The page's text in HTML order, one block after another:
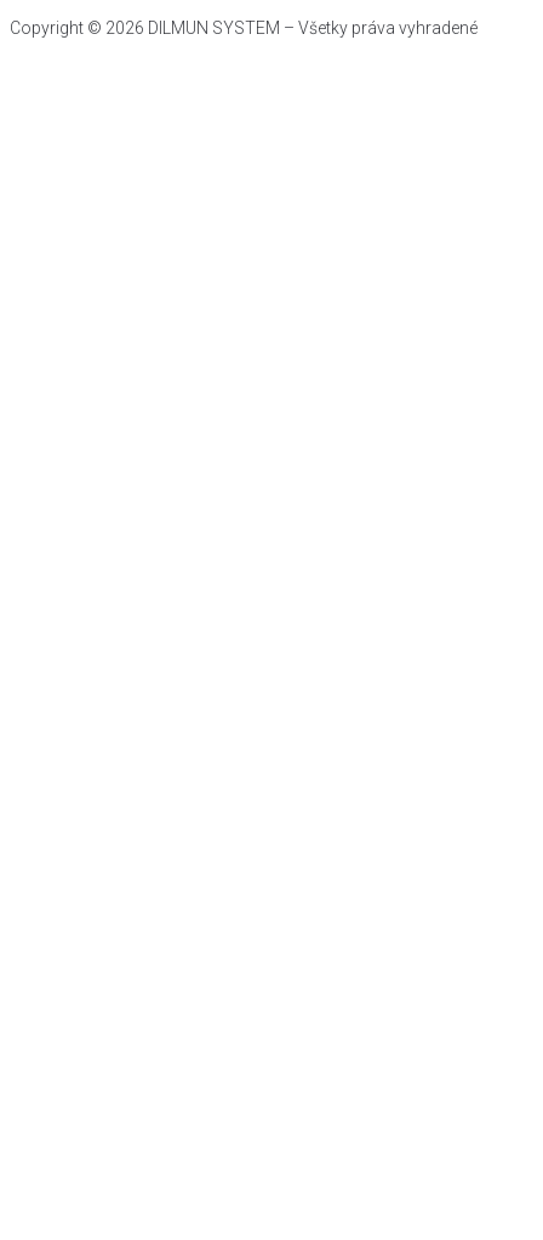
Copyright © 2026 DILMUN SYSTEM – Všetky práva vyhradené